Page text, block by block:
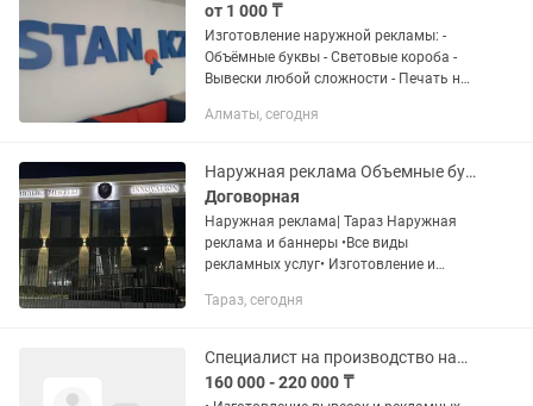
от 1 000 ₸
Изготовление наружной рекламы: -
Объёмные буквы - Световые короба -
Вывески любой сложности - Печать на
экраны - Бегущая строка - Видео строка
Алматы, сегодня
Наружная реклама Объемные буквы Баннеры Оформления документов АВР Т.Д
Договорная
Наружная реклама| Тараз Наружная
реклама и баннеры •Все виды
рекламных услуг• Изготовление и
Лайтбокс Широкоформатная печать
дешевле по...
Тараз, сегодня
Специалист на производство наружной рекламы
160 000 - 220 000 ₸